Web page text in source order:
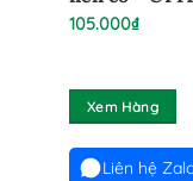
105.000₫
Xem Hàng
Liên hệ